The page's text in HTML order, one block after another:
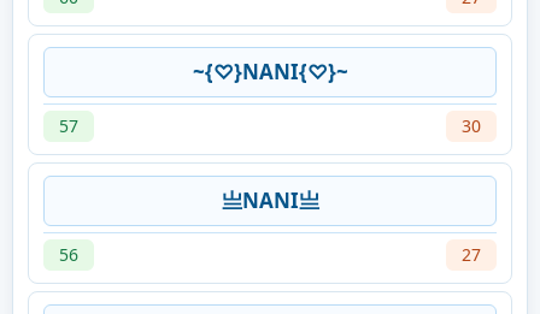
~{♡}NANI{♡}~
57 30
亗NANI亗
56 27